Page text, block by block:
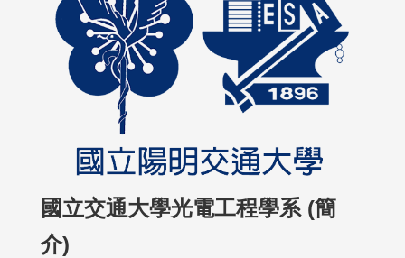
國立交通大學光電工程學系 (簡
介)